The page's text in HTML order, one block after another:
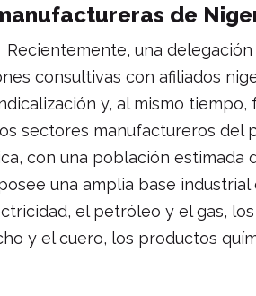
de
Recientemente, una
consultivas con afiliados
y, al mismo
sectores manufactureros del
con una población estimada
una amplia base
el petróleo y el gas,
y el cuero, los productos